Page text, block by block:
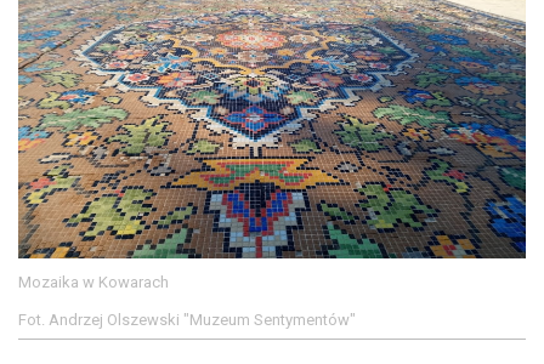
Mozaika w Kowarach
Fot. Andrzej Olszewski "Muzeum Sentymentów"